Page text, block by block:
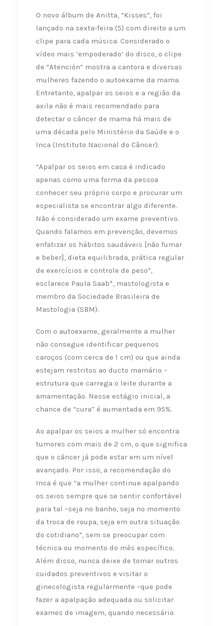
O novo álbum de Anitta, “Kisses”, foi
lançado na sexta-feira (5) com direito a um
clipe para cada música. Considerado o
vídeo mais ‘empoderado’ do disco, o clipe
de “Atención” mostra a cantora e diversas
mulheres fazendo o autoexame da mama.
Entretanto, apalpar os seios e a região da
axila não é mais recomendado para
detectar o câncer de mama há mais de
uma década pelo Ministério da Saúde e o
Inca (Instituto Nacional do Câncer).
“Apalpar os seios em casa é indicado
apenas como uma forma da pessoa
conhecer seu próprio corpo e procurar um
especialista se encontrar algo diferente.
Não é considerado um exame preventivo.
Quando falamos em prevenção, devemos
enfatizar os hábitos saudáveis [não fumar
e beber], dieta equilibrada, prática regular
de exercícios e controle de peso”,
esclarece Paula Saab*, mastologista e
membro da Sociedade Brasileira de
Mastologia (SBM).
Com o autoexame, geralmente a mulher
não consegue identificar pequenos
caroços (com cerca de 1 cm) ou que ainda
estejam restritos ao ducto mamário –
estrutura que carrega o leite durante a
amamentação. Nesse estágio inicial, a
chance de “cura” é aumentada em 95%.
Ao apalpar os seios a mulher só encontra
tumores com mais de 2 cm, o que significa
que o câncer já pode estar em um nível
avançado. Por isso, a recomendação do
Inca é que “a mulher continue apalpando
os seios sempre que se sentir confortável
para tal –seja no banho, seja no momento
da troca de roupa, seja em outra situação
do cotidiano”, sem se preocupar com
técnica ou momento do mês específico.
Além disso, nunca deixe de tomar outros
cuidados preventivos e visitar o
ginecologista regularmente –que pode
fazer a apalpação adequada ou solicitar
exames de imagem, quando necessário.